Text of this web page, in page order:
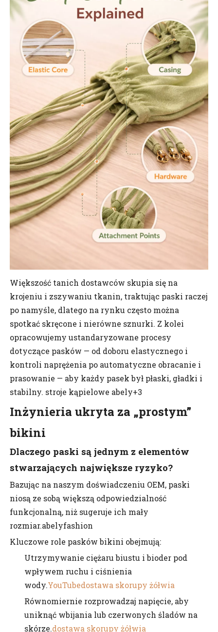
Większość tanich dostawców skupia się na
krojeniu i zszywaniu tkanin, traktując paski raczej
po namyśle, dlatego na rynku często można
spotkać skręcone i nierówne sznurki. Z kolei
opracowujemy ustandaryzowane procesy
dotyczące pasków — od doboru elastycznego i
kontroli naprężenia po automatyczne obracanie i
prasowanie — aby każdy pasek był płaski, gładki i
stabilny. stroje kąpielowe abely+3
Inżynieria ukryta za „prostym”
bikini
Dlaczego paski są jednym z elementów
stwarzających największe ryzyko?
Bazując na naszym doświadczeniu OEM, paski
niosą ze sobą większą odpowiedzialność
funkcjonalną, niż sugeruje ich mały
rozmiar.abelyfashion
Kluczowe role pasków bikini obejmują:
Utrzymywanie ciężaru biustu i bioder pod
wpływem ruchu i ciśnienia
wody.YouTubedostawa skorupy żółwia
Równomiernie rozprowadzaj napięcie, aby
uniknąć wbijania lub czerwonych śladów na
skórze.dostawa skorupy żółwia